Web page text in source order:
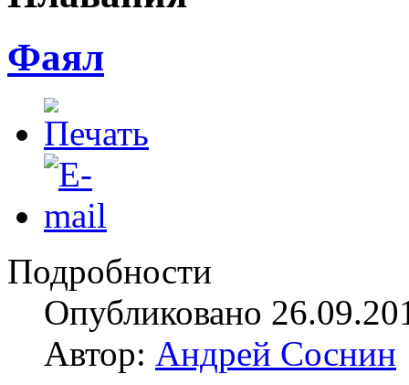
Фаял
Подробности
Опубликовано
Автор: Андрей Соснин